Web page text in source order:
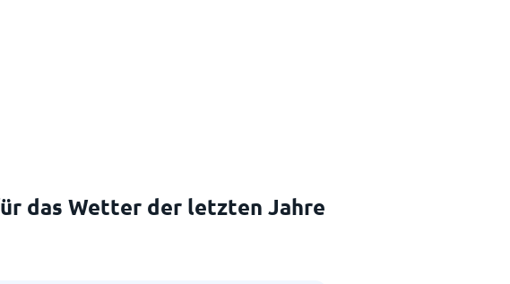
das Wetter der letzten Jahre